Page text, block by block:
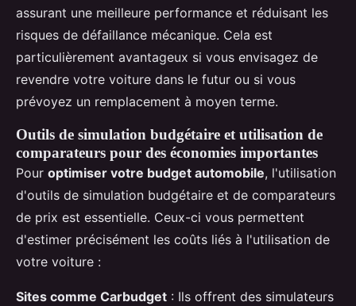
assurant une meilleure performance et réduisant les
risques de défaillance mécanique. Cela est
particulièrement avantageux si vous envisagez de
revendre votre voiture dans le futur ou si vous
prévoyez un remplacement à moyen terme.
Outils de simulation budgétaire et utilisation de
comparateurs pour des économies importantes
Pour optimiser votre budget automobile, l'utilisation
d'outils de simulation budgétaire et de comparateurs
de prix est essentielle. Ceux-ci vous permettent
d'estimer précisément les coûts liés à l'utilisation de
votre voiture :
Sites comme Carbudget : Ils offrent des simulateurs